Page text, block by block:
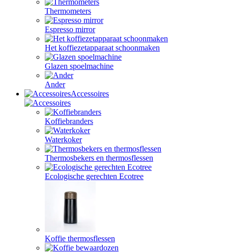
Thermometers
Espresso mirror
Het koffiezetapparaat schoonmaken
Glazen spoelmachine
Ander
Accessoires
Koffiebranders
Waterkoker
Thermosbekers en thermosflessen
Ecologische gerechten Ecotree
Koffie thermosflessen